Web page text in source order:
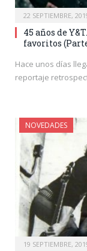
22 SEPTIEMBRE,
45 años de
favoritos
Hace unos días
reportaje
NOVEDADES
19 SEPTIEMBRE,